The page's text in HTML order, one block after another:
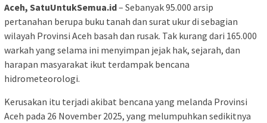
Aceh, SatuUntukSemua.id– Sebanyak 95.000 arsip
pertanahan berupa buku tanah dan surat ukur di sebagian
wilayah Provinsi Aceh basah dan rusak. Tak kurang dari 165.000
warkah yang selama ini menyimpan jejak hak, sejarah, dan
harapan masyarakat ikut terdampak bencana
hidrometeorologi.
Kerusakan itu terjadi akibat bencana yang melanda Provinsi
Aceh pada 26 November 2025, yang melumpuhkan sedikitnya